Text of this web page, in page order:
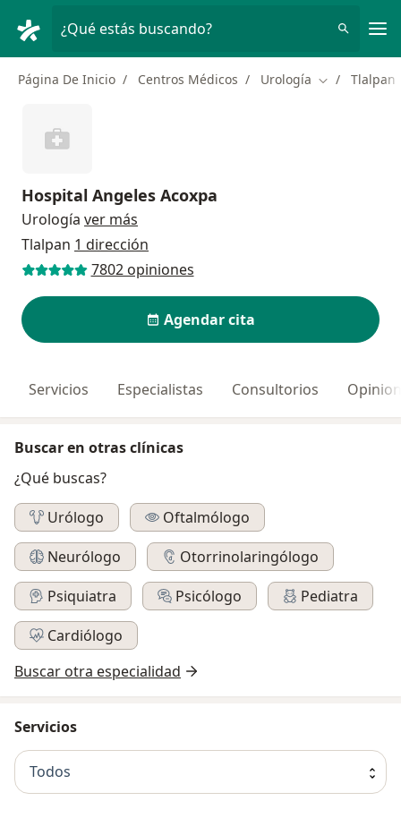
¿Qué estás buscando?
Página De Inicio Centros Médicos Urología Cambiar de
Tlalpan
Hospital Angeles Acoxpa
Urología ver más
Tlalpan 1 dirección
7802 opiniones
Agendar cita
Servicios Especialistas Consultorios
Buscar en otras clínicas
¿Qué buscas?
Urólogo
Oftalmólogo
Neurólogo
Otorrinolaringólogo
Psiquiatra
Psicólogo
Pediatra
Cardiólogo
Buscar otra especialidad
Servicios
Todos